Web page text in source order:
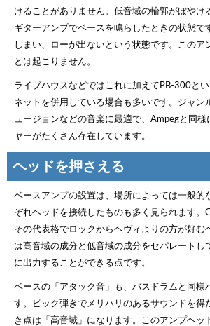
けることがありません。低音域の輪郭がぼやけ
ギターアンプでベースを鳴らしたときの状態で
しまい、ローが出ないという状態です。このア
とは起こりません。
ライブハウスなどではこれに加えてPB-300と
ネットを併用している場合も多いです。ジャン
ュージョンなどの音楽に最適で、Ampegと同様
ヤーがたくさん存在しています。
ヘッドを押さえる
ベースアンプの設置は、場所によっては一般的
ぞれヘッドを接続したものも多く見られます。
その代表格でロックからヘヴィよりの方が好む
は高音域の成分と低音域の成分をセパレートし
に出力することができる点です。
ベースの「アタック音」も、バスドラムと同様
す。ピック弾きでメリハリのあるサウンドを得
き点は「高音域」になります。このアンプヘッ